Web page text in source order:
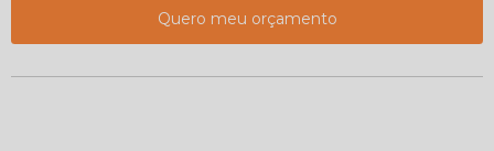
Quero meu orçamento